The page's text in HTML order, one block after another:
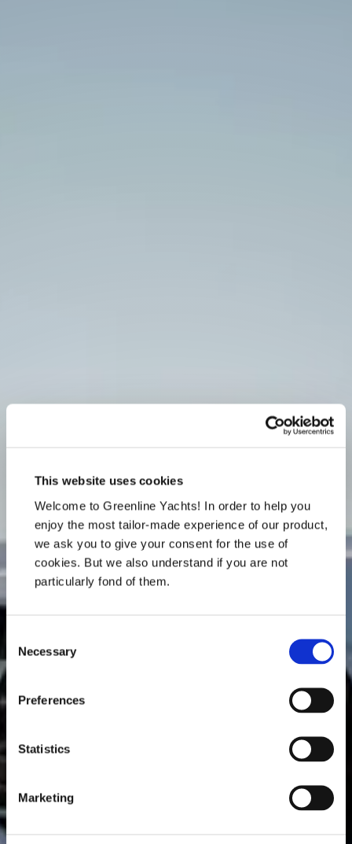
This website uses cookies
Welcome to Greenline Yachts! In order to help you
enjoy the most tailor-made experience of our product,
we ask you to give your consent for the use of
cookies. But we also understand if you are not
particularly fond of them.
Selection
Necessary
Preferences
Statistics
Marketing